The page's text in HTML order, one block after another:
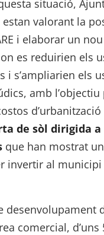
situació,
valorant la
i elaborar un
es reduirien els
i s’ampliarien els
amb
d’urbanització
de sòl dirigida a
que han mostrat
invertir al municipi
desenvolupament
comercial, d’uns